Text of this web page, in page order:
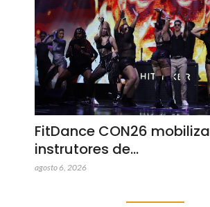
FitDance CON26 mobiliza
instrutores de…
agosto 6, 2026